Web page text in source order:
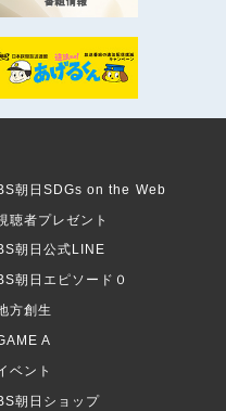
朝日SDGs on the Web
聴者プレゼント
朝日公式LINE
朝日エピソード０
方創生
A
ベント
朝日ショップ